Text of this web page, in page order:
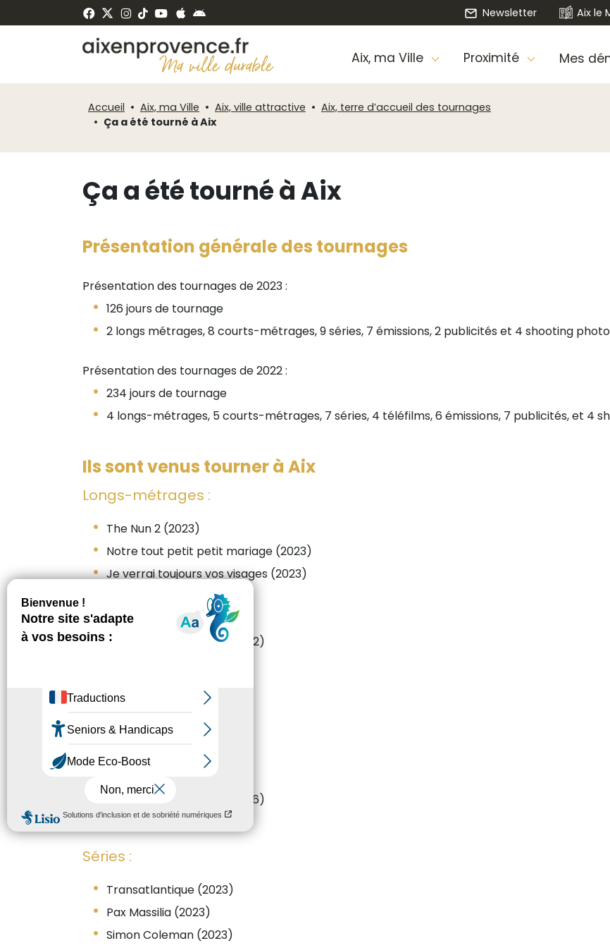
Newsletter Aix le
Aix, ma Ville Proximité Mes
Accueil Aix, ma Ville Aix, ville attractive
Aix, terre d’accueil des tournages
Ça a été tourné à Aix
Ça a été tourné à Aix
Présentation générale des tournages
Présentation des tournages de 2023 :
126 jours de tournage
2 longs métrages, 8 courts-métrages, 9 séries, 7 émissions, 2 publicités et 4 shooting
Présentation des tournages de 2022 :
234 jours de tournage
4 longs-métrages, 5 courts-métrages, 7 séries, 4 téléfilms, 6 émissions, 7 publicités, et 4
Ils sont venus tourner à Aix
Longs-métrages :
The Nun 2 (2023)
Notre tout petit petit mariage (2023)
Je verrai toujours vos visages (2023)
Un petit miracle (2023)
Houria (2022)
Le temps des secrets (2022)
Divorce club (2020)
Ni une ni deux (2019)
Guy (2018)
Cézanne et moi (2016)
Retour chez ma mère (2016)
Le ciel attendra (2016)
Séries :
Transatlantique (2023)
Pax Massilia (2023)
Simon Coleman (2023)
de
Panneau de gestion des cookies